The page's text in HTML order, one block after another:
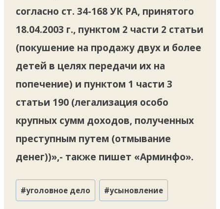
согласно ст. 34-168 УК РА, принятого
18.04.2003 г., пунктом 2 части 2 статьи
(покушение на продажу двух и более
детей в целях передачи их на
попечение) и пунктом 1 части 3
статьи 190 (легализация особо
крупных сумм доходов, полученных
преступным путем (отмывание
денег))»,- также пишет «Арминфо».
Метки
записи:
#уголовное дело #усыновление